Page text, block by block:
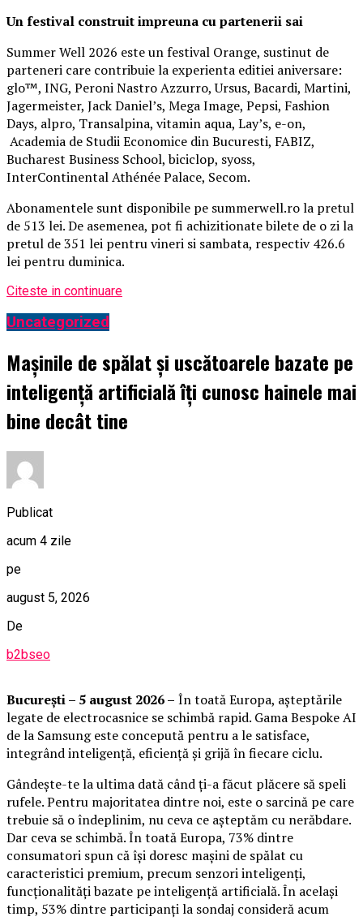
Un festival construitimpreuna cu partenerii sai
Summer Well 2026 este un festival Orange, sustinut de
parteneri care contribuie la experienta editiei aniversare:
glo™, ING, Peroni Nastro Azzurro, Ursus, Bacardi, Martini,
Jagermeister, Jack Daniel’s, Mega Image, Pepsi, Fashion
Days, alpro, Transalpina, vitamin aqua, Lay’s, e-on,
Academia de Studii Economice din Bucuresti, FABIZ,
Bucharest Business School, biciclop, syoss,
InterContinental Athénée Palace, Secom.
Abonamentele sunt disponibile pe summerwell.ro la pretul
de 513 lei. De asemenea, pot fi achizitionate bilete de o zi la
pretul de 351 lei pentru vineri si sambata, respectiv 426.6
lei pentru duminica.
Citeste in continuare
Uncategorized
Mașinile de spălat și uscătoarele bazate pe
inteligență artificială îți cunosc hainele mai
bine decât tine
Publicat
acum 4 zile
pe
august 5, 2026
De
b2bseo
București – 5 august 2026 – În toată Europa, așteptările
legate de electrocasnice se schimbă rapid. Gama Bespoke AI
de la Samsung este concepută pentru a le satisface,
integrând inteligență, eficiență și grijă în fiecare ciclu.
Gândește-te la ultima dată când ți-a făcut plăcere să speli
rufele. Pentru majoritatea dintre noi, este o sarcină pe care
trebuie să o îndeplinim, nu ceva ce așteptăm cu nerăbdare.
Dar ceva se schimbă. În toată Europa, 73% dintre
consumatori spun că își doresc mașini de spălat cu
caracteristici premium, precum senzori inteligenți,
funcționalități bazate pe inteligență artificială. În același
timp, 53% dintre participanți la sondaj consideră acum